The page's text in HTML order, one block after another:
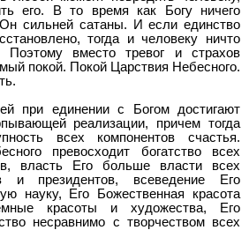
его. В то время как Богу ничего
сильней сатаны. И если единство
тогда и человеку ничто
Поэтому вместо тревог и страхов
покой. Покой Царствия Небесного.
при единении с Богом достигают
реализации, причем тогда
всех компонентов счастья.
превосходит богатство всех
власть Его больше власти всех
и президентов, всеведение Его
науку, Его Божественная красота
красоты и художества, Его
несравнимо с творчеством всех